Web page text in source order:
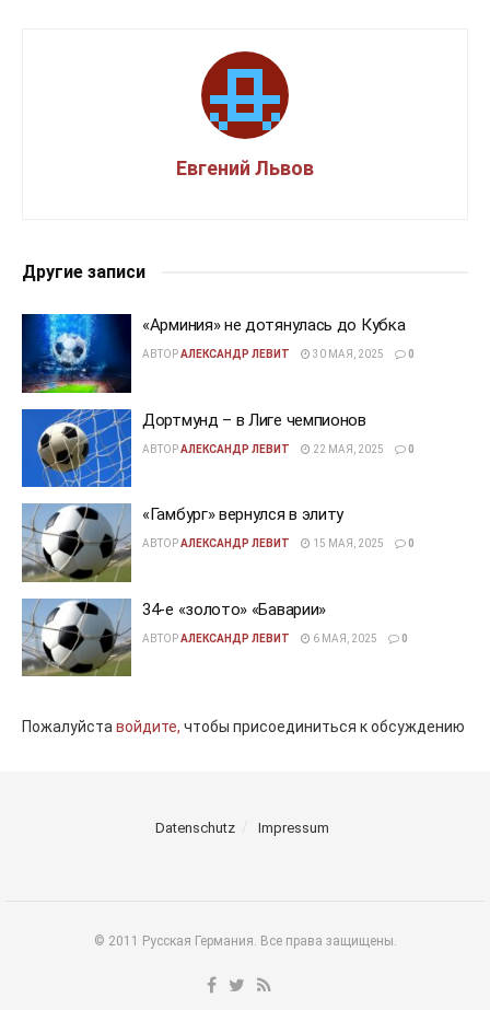
Евгений Львов
Другие записи
«Арминия» не дотянулась до Кубка
АВТОРАЛЕКСАНДР ЛЕВИТ 30 МАЯ, 2025 0
Дортмунд – в Лиге чемпионов
АВТОРАЛЕКСАНДР ЛЕВИТ 22 МАЯ, 2025 0
«Гамбург» вернулся в элиту
АВТОРАЛЕКСАНДР ЛЕВИТ 15 МАЯ, 2025 0
34-е «золото» «Баварии»
АВТОРАЛЕКСАНДР ЛЕВИТ 6 МАЯ, 2025 0
Пожалуйставойдите, чтобы присоединиться к обсуждению
Datenschutz Impressum
© 2011 Русская Германия. Все права защищены.